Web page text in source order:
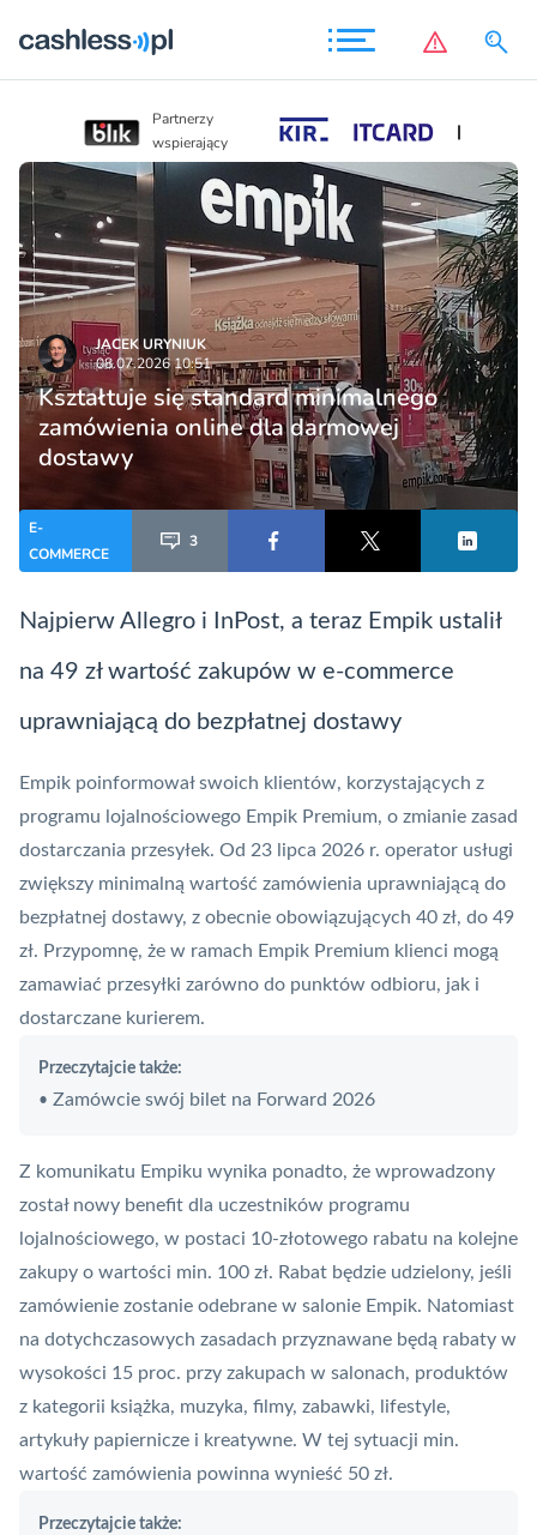
Partnerzy
wspierający
JACEK URYNIUK
08.07.2026 10:51
Kształtuje się standard minimalnego
zamówienia online dla darmowej
dostawy
E-
COMMERCE
3
Najpierw Allegro i InPost, a teraz Empik ustalił
na 49 zł wartość zakupów w e-commerce
uprawniającą do bezpłatnej dostawy
Empik poinformował swoich klientów, korzystających z
programu lojalnościowego Empik Premium, o zmianie zasad
dostarczania przesyłek. Od 23 lipca 2026 r. operator usługi
zwiększy minimalną wartość zamówienia uprawniającą do
bezpłatnej dostawy, z obecnie obowiązujących 40 zł, do 49
zł. Przypomnę, że w ramach Empik Premium klienci mogą
zamawiać przesyłki zarówno do punktów odbioru, jak i
dostarczane kurierem.
Przeczytajcie także:
• Zamówcie swój bilet na Forward 2026
Z komunikatu Empiku wynika ponadto, że wprowadzony
został nowy benefit dla uczestników programu
lojalnościowego, w postaci 10-złotowego rabatu na kolejne
zakupy o wartości min. 100 zł. Rabat będzie udzielony, jeśli
zamówienie zostanie odebrane w salonie Empik. Natomiast
na dotychczasowych zasadach przyznawane będą rabaty w
wysokości 15 proc. przy zakupach w salonach, produktów
z kategorii książka, muzyka, filmy, zabawki, lifestyle,
artykuły papiernicze i kreatywne. W tej sytuacji min.
wartość zamówienia powinna wynieść 50 zł.
Przeczytajcie także: